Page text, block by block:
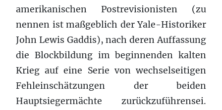
amerikanischen Postrevisionisten (zu
nennen ist maßgeblich der Yale-Historiker
John Lewis Gaddis), nach deren Auffassung
die Blockbildung im beginnenden kalten
Krieg auf eine Serie von wechselseitigen
Fehleinschätzungen der beiden
Hauptsiegermächte zurückzuführensei.